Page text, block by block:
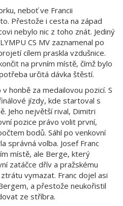
neboť ve Francii
Přestože i cesta na západ
nebylo nic z toho znát. Jediný
CS MV zaznamenal po
cílem praskla vzdušnice.
na prvním místě, čímž bylo
určitá dávka štěstí.
honbě za medailovou pozicí. S
jízdy, kde startoval s
Jeho největší rival, Dimitri
pozice právo volit první,
bodů. Sáhl po venkovní
správná volba. Josef Franc
místě, ale Berge, který
zatáčce dřív a pražskému
vymazat. Franc dojel asi
a přestože neukořistil
ze stříbra.